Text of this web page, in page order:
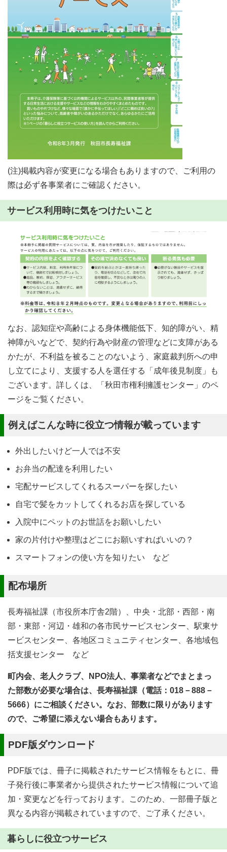
(注)掲載内容が変更になる場合もありますので、ご利用の
際は必ず各事業者にご確認ください。
サービス利用時に気をつけたいこと
なお、認知症や高齢による身体機能低下、知的障がい、精
神障がいなどで、契約行為や財産の管理などに支障がある
かたが、不利益を被ることのないよう、家庭裁判所への申
し立てにより、支援する人を選任する「成年後見制度」も
ございます。詳しくは、「秋田市権利擁護センター」のペ
ージをご覧ください。
例えばこんな時に役立つ情報が載っています
外出したいけど一人では不安
お弁当の配達を利用したい
宅配サービスしてくれるスーパーを探したい
自宅で髪をカットしてくれるお店を探している
入院中にペットのお世話をお願いしたい
家の片付けや整理はどこにお願いすればいいの？
スマートフォンの使い方を知りたい など
配布場所
長寿福祉課（市役所本庁舎2階）、中央・北部・西部・南
部・東部・河辺・雄和の各市民サービスセンター、駅東サ
ービスセンター、各地区コミュニティセンター、各地域包
括支援センター など
町内会、老人クラブ、NPO法人、事業者などでまとまっ
た部数が必要な場合は、長寿福祉課（電話：018－888－
5666）にご相談ください。なお、部数に限りがあります
ので、ご希望に添えない場合もあります。
PDF版ダウンロード
PDF版では、冊子に掲載されたサービス情報をもとに、冊
子発行後に事業者から提供されたサービス情報について追
加・変更などを行っております。このため、一部冊子版と
異なる内容が掲載されていますので、ご了承ください。
暮らしに役立つサービス